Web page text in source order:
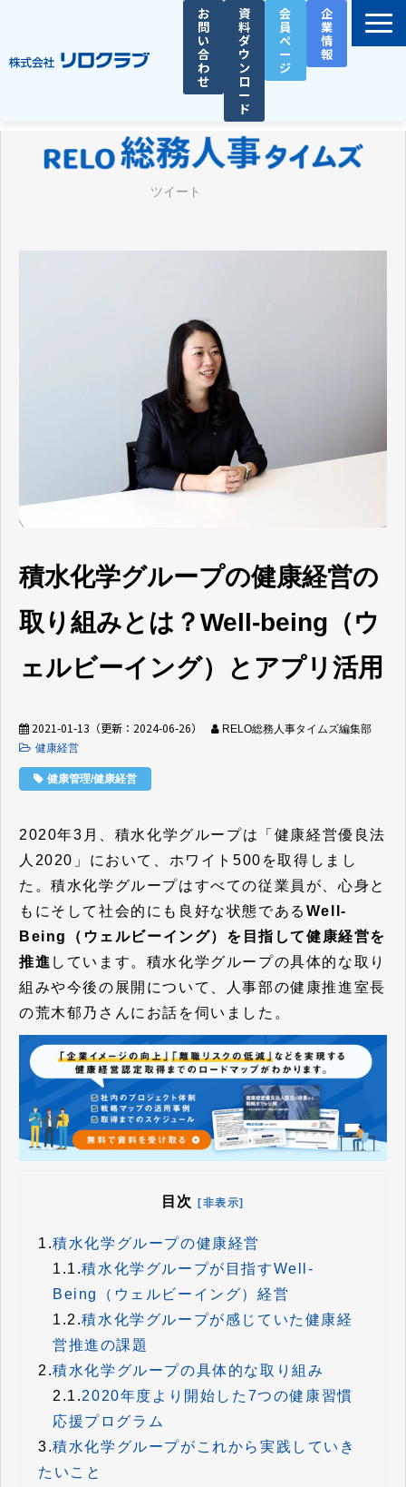
お
問
い
合
わ
せ
資
料
ダ
ウ
ン
ロ
ー
ド
会
員
ペ
ー
ジ
企
業
情
報
選ばれる理由
サービス一覧
お役立ち資料
ツイート
積水化学グループの健康経営の
取り組みとは？Well-being（ウ
ェルビーイング）とアプリ活用
2021-01-13 （更新： 2024-06-26）
RELO総務人事タイムズ編集部
健康経営
健康管理/健康経営
2020年3月、積水化学グループは「健康経営優良法
人2020」において、ホワイト500を取得しまし
た。積水化学グループはすべての従業員が、心身と
もにそして社会的にも良好な状態である Well-
Being（ウェルビーイング）を目指して健康経営を
推進 しています。積水化学グループの具体的な取り
組みや今後の展開について、人事部の健康推進室長
の荒木郁乃さんにお話を伺いました。
目次 [非表示]
1.積水化学グループの健康経営
1.1.積水化学グループが目指すWell-
Being（ウェルビーイング）経営
1.2.積水化学グループが感じていた健康経
営推進の課題
2.積水化学グループの具体的な取り組み
2.1.2020年度より開始した7つの健康習慣
応援プログラム
3.積水化学グループがこれから実践していき
たいこと